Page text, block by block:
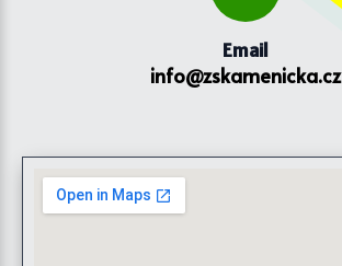
Email
info@zskamenicka.cz